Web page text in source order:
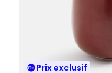
Prix exclusif